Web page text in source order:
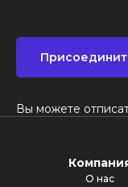
Вы можете
О нас